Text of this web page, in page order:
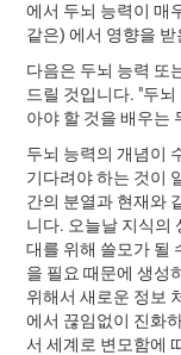
에서 두뇌 능력이 매
같은) 에서 영향을
다음은 두뇌 능력 또
드릴 것입니다. "두
아야 할 것을 배우는
두뇌 능력의 개념이
기다려야 하는 것이
간의 분열과 현재와
니다. 오늘날 지식의
대를 위해 쓸모가 될
을 필요 때문에 생성
위해서 새로운 정보
에서 끊임없이 진화
서 세계로 변모함에